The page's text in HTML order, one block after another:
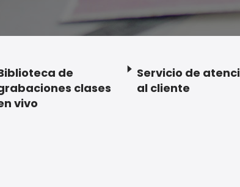
de
clases
vivo
Servicio de
al cliente